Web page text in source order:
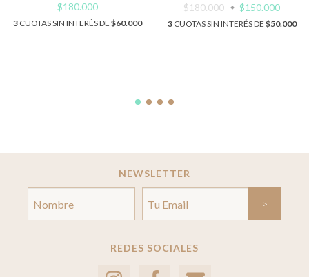
$180.000
3CUOTAS SIN INTERÉS DE $60.000
$180.000
$150.000
3CUOTAS SIN INTERÉS DE $50.000
NEWSLETTER
REDES SOCIALES